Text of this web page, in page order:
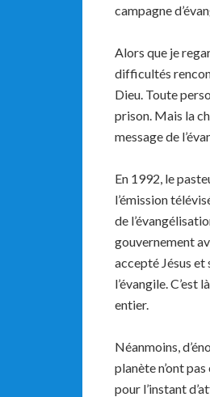
campagne
Alors que je
difficultés
Dieu. Toute
prison. Mais la
message de
En 1992, le
l’émission
de
gouvernement
accepté Jésus et
l’évangile.
entier.
Néanmoins,
planète n’ont
pour l’instant